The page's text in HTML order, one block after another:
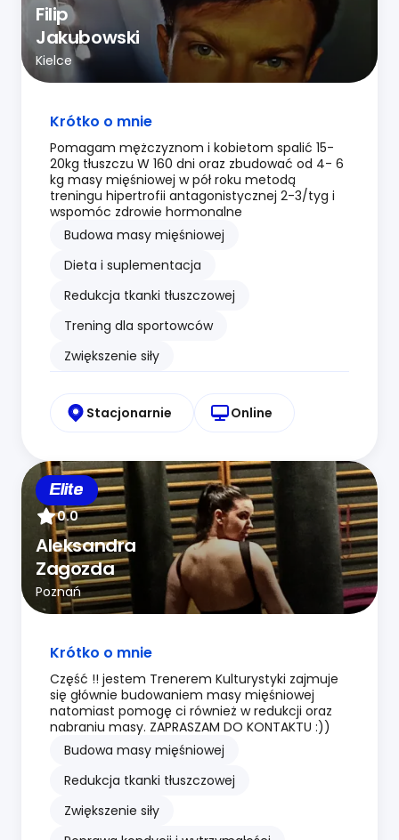
Filip
Jakubowski
Kielce
Krótko o mnie
Pomagam mężczyznom i kobietom spalić 15-
20kg tłuszczu W 160 dni oraz zbudować od 4- 6
kg masy mięśniowej w pół roku metodą
treningu hipertrofii antagonistycznej 2-3/tyg i
wspomóc zdrowie hormonalne
Budowa masy mięśniowej
Dieta i suplementacja
Redukcja tkanki tłuszczowej
Trening dla sportowców
Zwiększenie siły
Stacjonarnie Online
Elite
0.0
Aleksandra
Zagozda
Poznań
Krótko o mnie
Część !! jestem Trenerem Kulturystyki zajmuje
się głównie budowaniem masy mięśniowej
natomiast pomogę ci również w redukcji oraz
nabraniu masy. ZAPRASZAM DO KONTAKTU :))
Budowa masy mięśniowej
Redukcja tkanki tłuszczowej
Zwiększenie siły